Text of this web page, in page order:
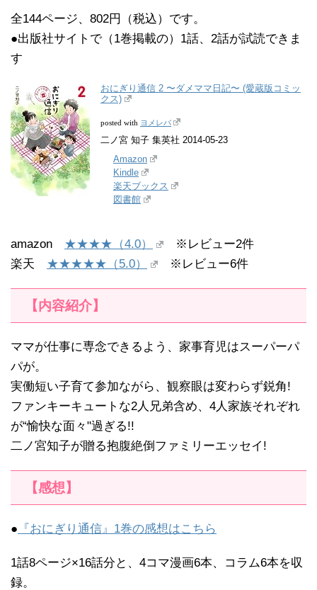
全144ページ、802円（税込）です。
●出版社サイトで（1巻掲載の）1話、2話が試読できま
す
おにぎり通信 2 〜ダメママ日記〜 (愛蔵版コミッ
クス)
posted with ヨメレバ
二ノ宮 知子 集英社 2014-05-23
Amazon
Kindle
楽天ブックス
図書館
amazon ★★★★（4.0）
※レビュー2件
楽天 ★★★★★（5.0） ※レビュー6件
【内容紹介】
ママが仕事に専念できるよう、家事育児はスーパーパ
パが。
実働短い子育て参加ながら、観察眼は変わらず鋭角!
ファンキーキュートな2人兄弟含め、4人家族それぞれ
が“愉快な面々"過ぎる!!
二ノ宮知子が贈る抱腹絶倒ファミリーエッセイ!
【感想】
● 『おにぎり通信』1巻の感想はこちら
1話8ページ×16話分と、4コマ漫画6本、コラム6本を収
録。